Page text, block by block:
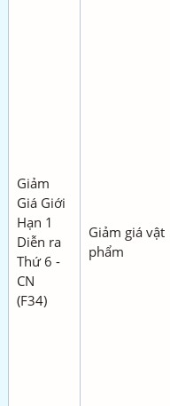
Giảm
Giá Giới
Hạn 1
Diễn ra
Thứ 6 -
CN
(F34)
Giảm giá vật
phẩm